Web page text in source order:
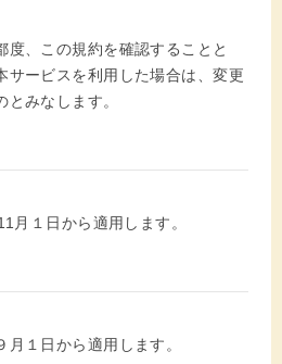
、この規約を確認することと
サービスを利用した場合は、変更
みなします。
月１日から適用します。
１日から適用します。